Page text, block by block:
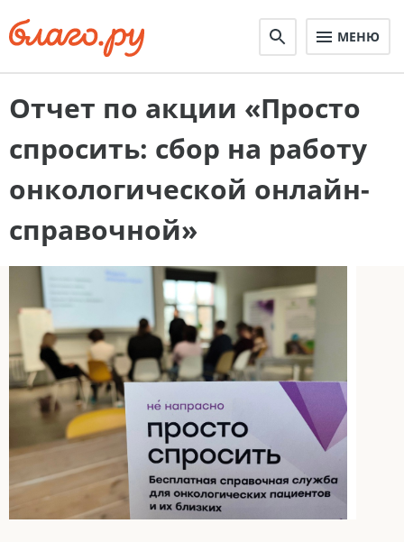
МЕНЮ
Отчет по акции «Просто
спросить: сбор на работу
онкологической онлайн-
справочной»